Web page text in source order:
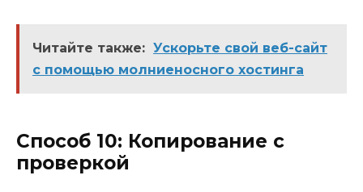
Читайте также: Ускорьте свой веб-сайт
с помощью молниеносного хостинга
Способ 10: Копирование с
проверкой